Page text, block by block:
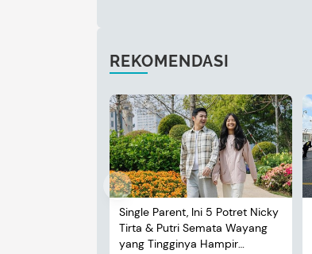
REKOMENDASI
Single Parent, Ini 5 Potret Nicky
Tirta & Putri Semata Wayang
yang Tingginya Hampir